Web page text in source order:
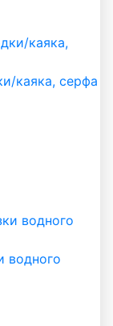
каяка, серфа
водного